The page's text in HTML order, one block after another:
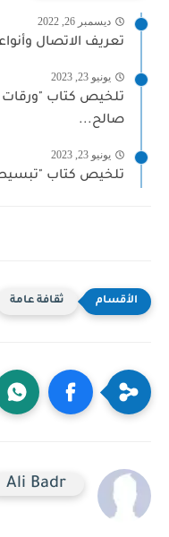
ديسمبر 26, 2022
تعريف الاتصال
يونيو 23, 2023
تلخيص كتاب
صالح...
يونيو 23, 2023
تلخيص كتاب
ثقافة عامة
Ali Badr